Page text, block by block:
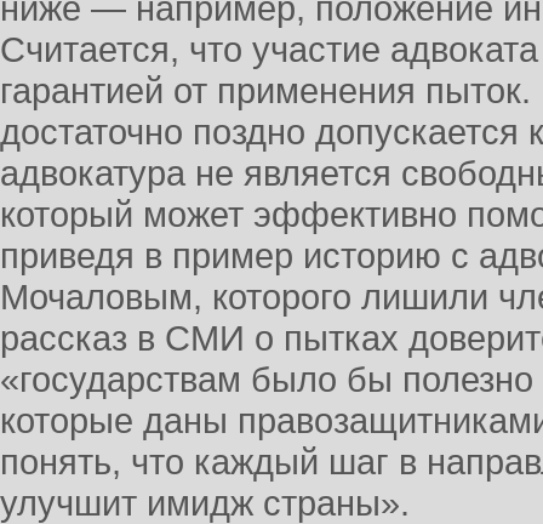
ниже — например, положение
Считается, что участие
гарантией от применения
достаточно поздно допускается
адвокатура не является
который может эффективно
приведя в пример историю с
Мочаловым, которого лишили
рассказ в СМИ о пытках
«государствам было бы полезно
которые даны
понять, что каждый шаг в
улучшит имидж страны».